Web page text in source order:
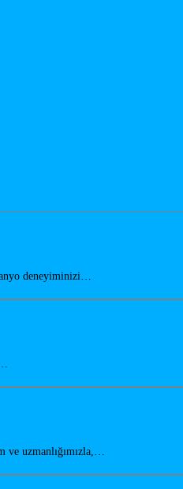
deneyiminizi…
ve uzmanlığımızla,…